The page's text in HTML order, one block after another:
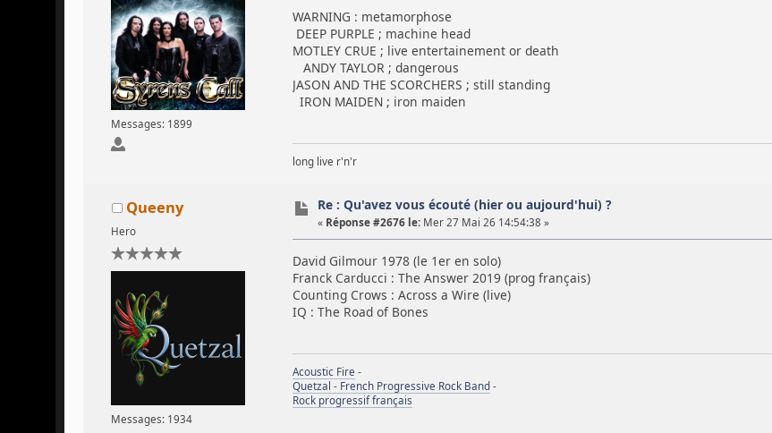
Messages: 1899
WARNING : metamorphose
DEEP PURPLE ; machine head
MOTLEY CRUE ; live entertainement or death
ANDY TAYLOR ; dangerous
JASON AND THE SCORCHERS ; still standing
IRON MAIDEN ; iron maiden
long live r'n'r
Queeny
Hero
Messages: 1934
Re : Qu'avez vous écouté (hier ou aujourd'hui) ?
« Réponse #2676 le: Mer 27 Mai 26 14:54:38 »
David Gilmour 1978 (le 1er en solo)
Franck Carducci : The Answer 2019 (prog français)
Counting Crows : Across a Wire (live)
IQ : The Road of Bones
Acoustic Fire -
Quetzal - French Progressive Rock Band -
Rock progressif français